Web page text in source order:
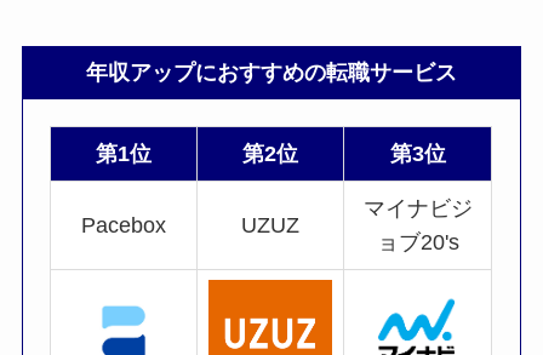
年収アップにおすすめの転職サービス
第1位 第2位 第3位
Pacebox UZUZ
マイナビジ
ョブ20's